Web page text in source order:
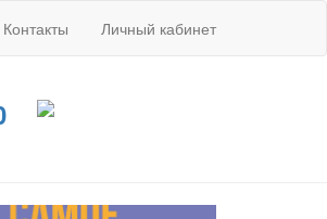
Контакты Личный кабинет